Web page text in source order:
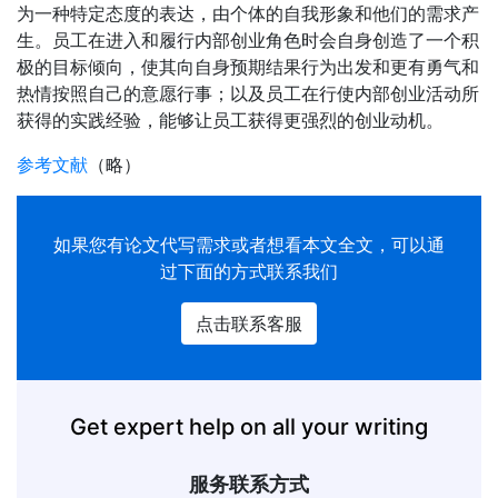
为一种特定态度的表达，由个体的自我形象和他们的需求产
生。员工在进入和履行内部创业角色时会自身创造了一个积
极的目标倾向，使其向自身预期结果行为出发和更有勇气和
热情按照自己的意愿行事；以及员工在行使内部创业活动所
获得的实践经验，能够让员工获得更强烈的创业动机。
参考文献 （略）
如果您有论文代写需求或者想看本文全文，可以通
过下面的方式联系我们
点击联系客服
Get expert help on all your writing
服务联系方式